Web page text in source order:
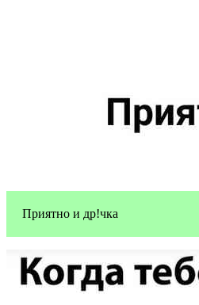
Приятно и др!чка